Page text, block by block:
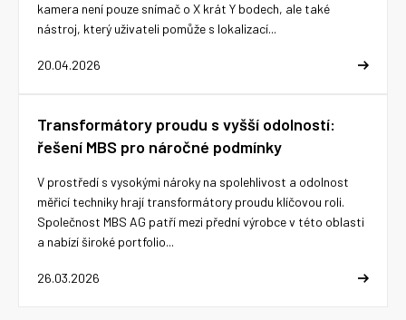
20.04.2026
kamera není pouze snímač o X krát Y bodech, ale také
nástroj, který uživateli pomůže s lokalizací...
Transformátory proudu s vyšší odolností:
řešení MBS pro náročné podmínky
26.03.2026
V prostředí s vysokými nároky na spolehlivost a odolnost
měřicí techniky hrají transformátory proudu klíčovou roli.
Společnost MBS AG patří mezi přední výrobce v této oblasti
a nabízí široké portfolio...